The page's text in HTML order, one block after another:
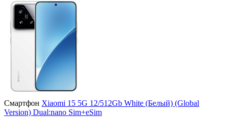
Смартфон Xiaomi 15 5G 12/512Gb White (Белый) (Global
Version) Dual:nano Sim+eSim